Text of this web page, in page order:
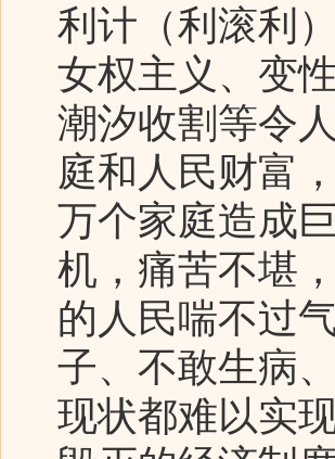
利计（利滚利
女权主义、变
潮汐收割等令
庭和人民财富
万个家庭造成
机，痛苦不堪
的人民喘不过
子、不敢生病
现状都难以实